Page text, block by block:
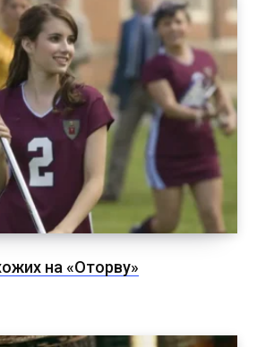
на «Оторву»